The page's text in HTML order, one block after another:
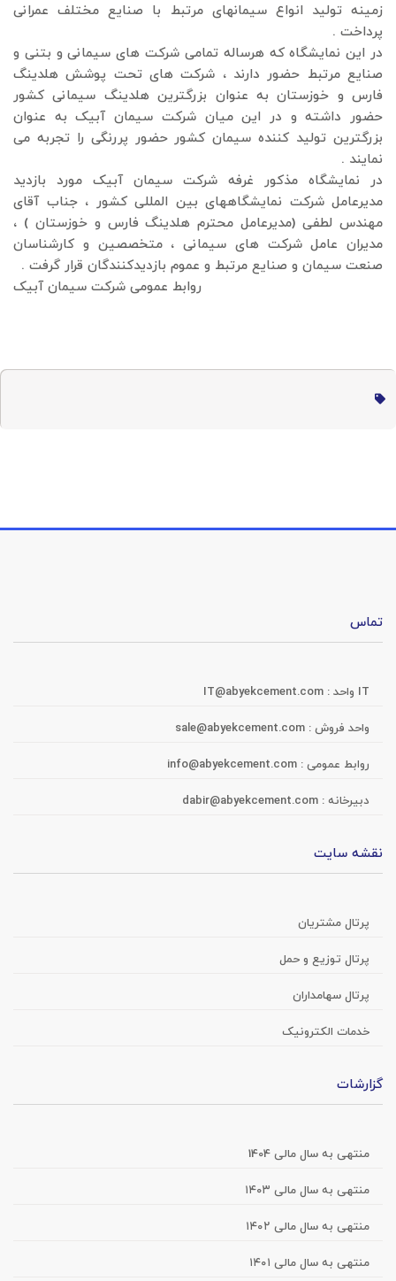
زمینه تولید انواع سیمانهای مرتبط با صنایع مختلف عمرانی
پرداخت .
در این نمایشگاه که هرساله تمامی شرکت های سیمانی و بتنی و
صنایع مرتبط حضور دارند ، شرکت های تحت پوشش هلدینگ
فارس و خوزستان به عنوان بزرگترین هلدینگ سیمانی کشور
حضور داشته و در این میان شرکت سیمان آبیک به عنوان
بزرگترین تولید کننده سیمان کشور حضور پررنگی را تجربه می
نمایند .
در نمایشگاه مذکور غرفه شرکت سیمان آبیک مورد بازدید
مدیرعامل شرکت نمایشگاههای بین المللی کشور ، جناب آقای
مهندس لطفی (مدیرعامل محترم هلدینگ فارس و خوزستان ) ،
مدیران عامل شرکت های سیمانی ، متخصصین و کارشناسان
صنعت سیمان و صنایع مرتبط و عموم بازدیدکنندگان قرار گرفت .
روابط عمومی شرکت سیمان آبیک
تماس
IT واحد :
واحد فروش :
روابط عمومی :
دبیرخانه :
نقشه سایت
پرتال مشتریان
پرتال توزیع و حمل
پرتال سهامداران
خدمات الکترونیک
گزارشات
منتهی به سال مالی 1404
منتهی به سال مالی ۱۴۰۳
منتهی به سال مالی ۱۴۰۲
منتهی به سال مالی ۱۴۰۱